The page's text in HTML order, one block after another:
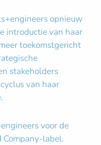
opnieuw
introductie van haar
toekomstgericht
stakeholders
van haar
voor de
Company-label.